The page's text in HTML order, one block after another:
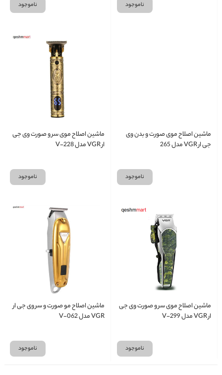
ناموجود ناموجود
ماشین اصلاح موی صورت و بدن وی
جی ار VGR مدل 265
ناموجود
ماشین اصلاح موی سر و صورت وی جی
ار VGR مدل V-228
ناموجود
ماشین اصلاح موی سر و صورت وی جی
ار VGR مدل V-299
ناموجود
ماشین اصلاح مو صورت و سر وی جی ار
VGR مدل V-062
ناموجود